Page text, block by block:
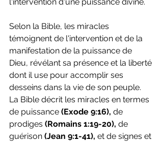
l'intervention d'une puissance divine.
Selon la Bible, les miracles
témoignent de l'intervention et de la
manifestation de la puissance de
Dieu, révélant sa présence et la liberté
dont il use pour accomplir ses
desseins dans la vie de son peuple.
La Bible décrit les miracles en termes
de puissance (Exode 9:16), de
prodiges (Romains 1:19-20), de
guérison (Jean 9:1-41), et de signes et